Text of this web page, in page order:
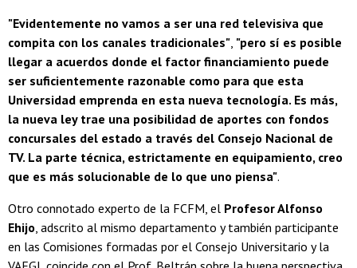
"Evidentemente no vamos a ser una red televisiva que
compita con los canales tradicionales" "pero sí es posible
llegar a acuerdos donde el factor financiamiento puede
ser suficientemente razonable como para que esta
Universidad emprenda en esta nueva tecnología. Es más,
la nueva ley trae una posibilidad de aportes con fondos
concursales del estado a través del Consejo Nacional de
TV. La parte técnica, estrictamente en equipamiento, creo
que es más solucionable de lo que uno piensa".
Otro connotado experto de la FCFM, el Profesor Alfonso
Ehijo , adscrito al mismo departamento y también participante
en las Comisiones formadas por el Consejo Universitario y la